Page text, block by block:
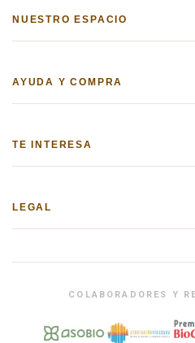
NUESTRO ESPACIO
AYUDA Y COMPRA
TE INTERESA
LEGAL
COLABORADORES Y